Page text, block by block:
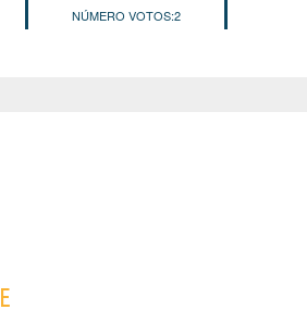
NÚMERO VOTOS:2